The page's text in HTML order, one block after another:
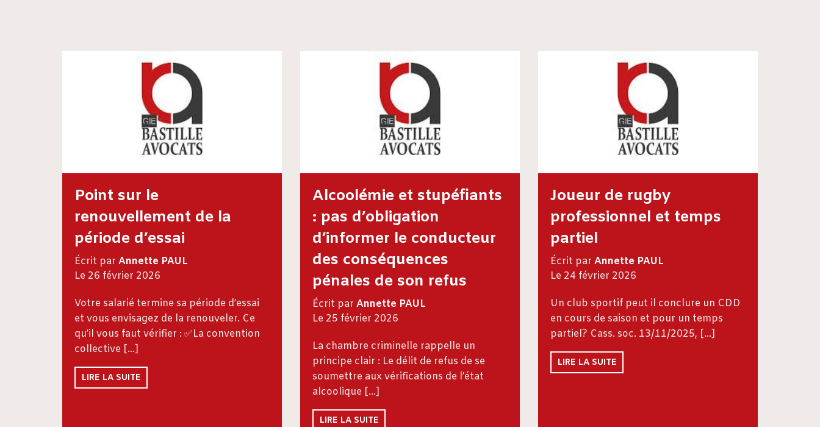
Point sur le
renouvellement de la
période d’essai
Écrit par Annette PAUL
Le 26 février 2026
Votre salarié termine sa période d’essai
et vous envisagez de la renouveler. Ce
qu’il vous faut vérifier : ✅La convention
collective […]
LIRE LA SUITE
Alcoolémie et stupéfiants
: pas d’obligation
d’informer le conducteur
des conséquences
pénales de son refus
Écrit par Annette PAUL
Le 25 février 2026
La chambre criminelle rappelle un
principe clair : Le délit de refus de se
soumettre aux vérifications de l’état
alcoolique […]
LIRE LA SUITE
Joueur de rugby
professionnel et temps
partiel
Écrit par Annette PAUL
Le 24 février 2026
Un club sportif peut il conclure un CDD
en cours de saison et pour un temps
partiel? Cass. soc. 13/11/2025, […]
LIRE LA SUITE